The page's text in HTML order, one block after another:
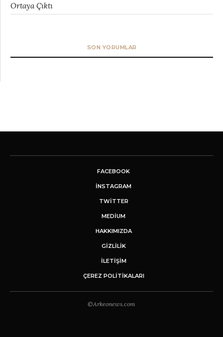
Ortaya Çıktı
SON YORUMLAR
FACEBOOK
INSTAGRAM
TWITTER
MEDIUM
HAKKIMIZDA
GİZLİLİK
İLETIŞIM
ÇEREZ POLITIKALARI
©Arkeonews.com